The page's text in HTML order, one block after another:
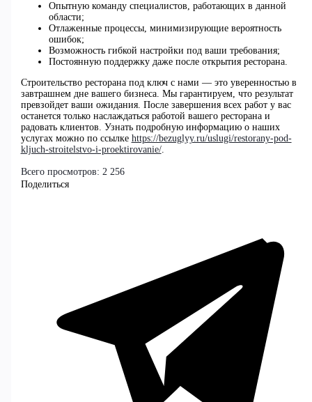
Опытную команду специалистов, работающих в данной
области;
Отлаженные процессы, минимизирующие вероятность
ошибок;
Возможность гибкой настройки под ваши требования;
Постоянную поддержку даже после открытия ресторана.
Строительство ресторана под ключ с нами — это уверенностью в
завтрашнем дне вашего бизнеса. Мы гарантируем, что результат
превзойдет ваши ожидания. После завершения всех работ у вас
останется только наслаждаться работой вашего ресторана и
радовать клиентов. Узнать подробную информацию о наших
услугах можно по ссылке https://bezuglyy.ru/uslugi/restorany-pod-
kljuch-stroitelstvo-i-proektirovanie/.
Всего просмотров: 2 256
Поделиться